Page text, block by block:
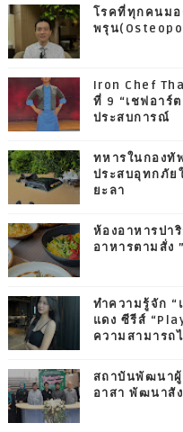
โรคที่ทุกคนมอ
พรุน
Iron Chef
ที่ 9 “เชฟอาร์
ประสบการณ์
ทหารในกองทั
ประสบอุทกภัย
ยะลา
ห้องอาหารปา
อาหารตามสั่ง
ทำความรู้จัก “
แดง ซีรีส์
ความสามารถ
สถาบันพัฒนาผู้
อาสา พัฒนาสั